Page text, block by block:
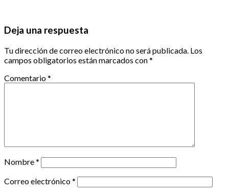
Deja una respuesta
Tu dirección de correo electrónico no será publicada. Los
campos obligatorios están marcados con*
Comentario*
Nombre*
Correo electrónico*